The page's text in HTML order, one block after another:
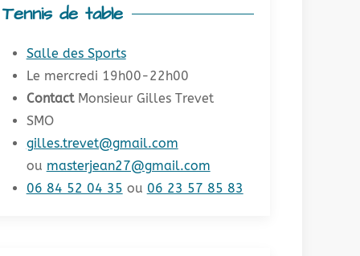
Tennis de table
Salle des Sports
Le mercredi 19h00-22h00
ContactMonsieur Gilles Trevet
SMO
gilles.trevet@gmail.com
ou masterjean27@gmail.com
06 84 52 04 35 ou 06 23 57 85 83